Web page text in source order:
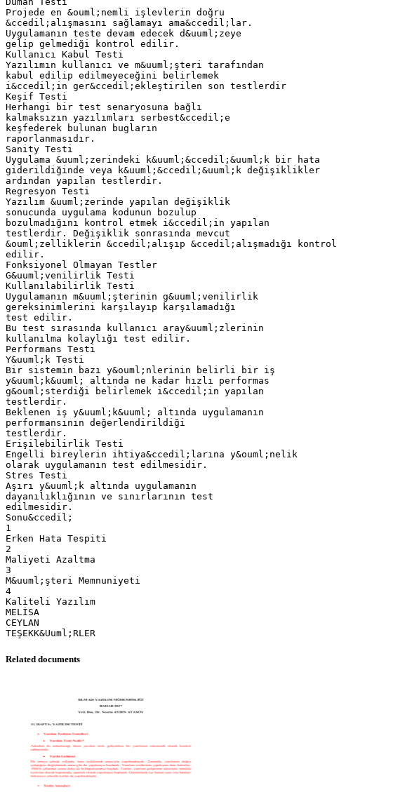
Projede en &ouml;nemli işlevlerin doğru
&ccedil;alışmasını sağlamayı ama&ccedil;lar.
Uygulamanın teste devam edecek d&uuml;zeye
gelip gelmediği kontrol edilir.
Kullanıcı Kabul Testi
Yazılımın kullanıcı ve m&uuml;şteri tarafından
kabul edilip edilmeyeceğini belirlemek
i&ccedil;in ger&ccedil;ekleştirilen son testlerdir
Keşif Testi
Herhangi bir test senaryosuna bağlı
kalmaksızın yazılımları serbest&ccedil;e
keşfederek bulunan bugların
raporlanmasıdır.
Sanity Testi
Uygulama &uuml;zerindeki k&uuml;&ccedil;&uuml;k bir hata
giderildiğinde veya k&uuml;&ccedil;&uuml;k değişiklikler
ardından yapılan testlerdir.
Regresyon Testi
Yazılım &uuml;zerinde yapılan değişiklik
sonucunda uygulama kodunun bozulup
bozulmadığını kontrol etmek i&ccedil;in yapılan
testlerdir. Değişiklik sonrasında mevcut
&ouml;zelliklerin &ccedil;alışıp &ccedil;alışmadığı kontrol
edilir.
Fonksiyonel Olmayan Testler
G&uuml;venilirlik Testi
Kullanılabilirlik Testi
Uygulamanın m&uuml;şterinin g&uuml;venilirlik
gereksinimlerini karşılayıp karşılamadığı
test edilir.
Bu test sırasında kullanıcı aray&uuml;zlerinin
kullanılma kolaylığı test edilir.
Performans Testi
Y&uuml;k Testi
Bir sistemin bazı y&ouml;nlerinin belirli bir iş
y&uuml;k&uuml; altında ne kadar hızlı performas
g&ouml;sterdiği belirlemek i&ccedil;in yapılan
testlerdir.
Beklenen iş y&uuml;k&uuml; altında uygulamanın
performansının değerlendirildiği
testlerdir.
Erişilebilirlik Testi
Engelli bireylerin ihtiya&ccedil;larına y&ouml;nelik
olarak uygulamanın test edilmesidir.
Stres Testi
Aşırı y&uuml;k altında uygulamanın
dayanılıklığının ve sınırlarının test
edilmesidir.
Sonu&ccedil;
1
Erken Hata Tespiti
2
Maliyeti Azaltma
3
M&uuml;şteri Memnuniyeti
4
Kaliteli Yazılım
MELİSA
CEYLAN
Related documents